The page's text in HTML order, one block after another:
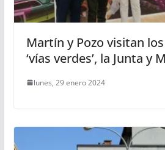
Martín y Pozo visitan los
‘vías verdes’, la Junta y
lunes, 29 enero 2024